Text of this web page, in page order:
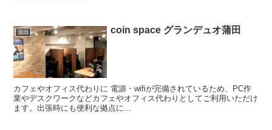
蒲田 coin space グランデュオ蒲田
カフェやオフィス代わりに 電源・wifiが完備されているため、PC作
業やデスクワークなどカフェやオフィス代わりとしてご利用いただけ
ます。出張時にも便利な拠点に...